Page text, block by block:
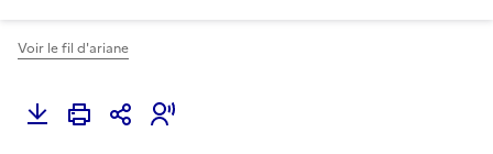
Voir le fil d'ariane